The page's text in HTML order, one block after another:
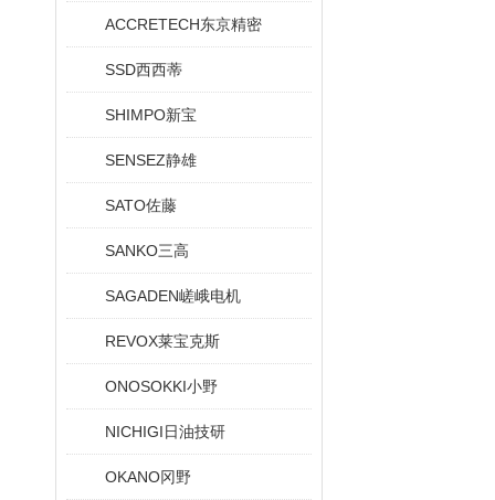
ACCRETECH东京精密
SSD西西蒂
SHIMPO新宝
SENSEZ静雄
SATO佐藤
SANKO三高
SAGADEN嵯峨电机
REVOX莱宝克斯
ONOSOKKI小野
NICHIGI日油技研
OKANO冈野